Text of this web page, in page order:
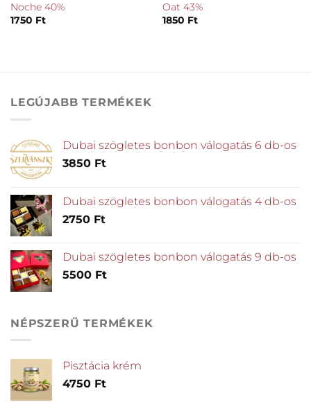
Noche 40%
1750 Ft
Oat 43%
1850 Ft
LEGÚJABB TERMÉKEK
Dubai szögletes bonbon válogatás 6 db-os
3850 Ft
Dubai szögletes bonbon válogatás 4 db-os
2750 Ft
Dubai szögletes bonbon válogatás 9 db-os
5500 Ft
NÉPSZERŰ TERMÉKEK
Pisztácia krém
4750 Ft